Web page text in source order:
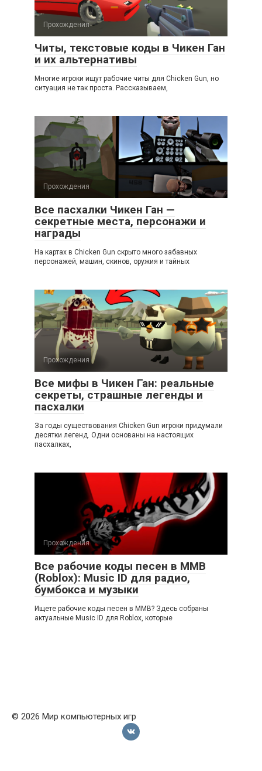
Прохождения
Читы, текстовые коды в Чикен Ган
и их альтернативы
Многие игроки ищут рабочие читы для Chicken Gun, но
ситуация не так проста. Рассказываем,
Прохождения
Все пасхалки Чикен Ган —
секретные места, персонажи и
награды
На картах в Chicken Gun скрыто много забавных
персонажей, машин, скинов, оружия и тайных
Прохождения
Все мифы в Чикен Ган: реальные
секреты, страшные легенды и
пасхалки
За годы существования Chicken Gun игроки придумали
десятки легенд. Одни основаны на настоящих
пасхалках,
Прохождения
Все рабочие коды песен в ММВ
(Roblox): Music ID для радио,
бумбокса и музыки
Ищете рабочие коды песен в ММВ? Здесь собраны
актуальные Music ID для Roblox, которые
© 2026 Мир компьютерных игр